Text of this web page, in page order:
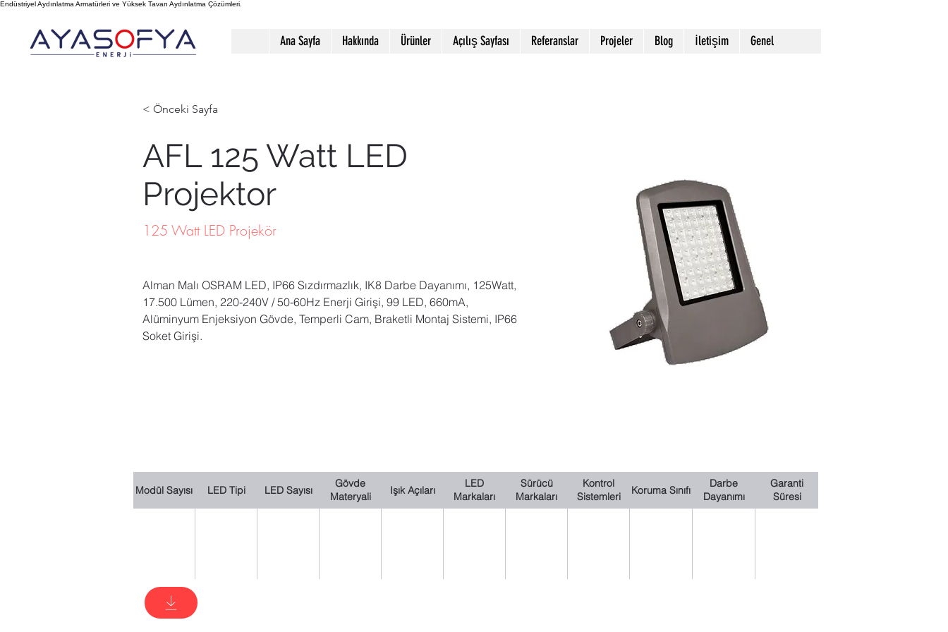
Endüstriyel Aydınlatma Armatürleri ve Yüksek Tavan Aydınlatma Çözümleri.
Ana Sayfa Hakkında Ürünler Açılış Sayfası Referanslar Projeler Blog İletişim Genel
< Önceki Sayfa
AFL 125 Watt LED
Projektor
125 Watt LED Projekör
Alman Malı OSRAM LED, IP66 Sızdırmazlık, IK8 Darbe Dayanımı, 125Watt,
17.500 Lümen, 220-240V / 50-60Hz Enerji Girişi, 99 LED, 660mA,
Alüminyum Enjeksiyon Gövde, Temperli Cam, Braketli Montaj Sistemi, IP66
Soket Girişi.
Modül Sayısı LED Tipi LED Sayısı
Gövde
Materyali
Işık Açıları
LED
Markaları
Sürücü
Markaları
Kontrol
Sistemleri
Koruma Sınıfı
Darbe
Dayanımı
Garanti
Süresi